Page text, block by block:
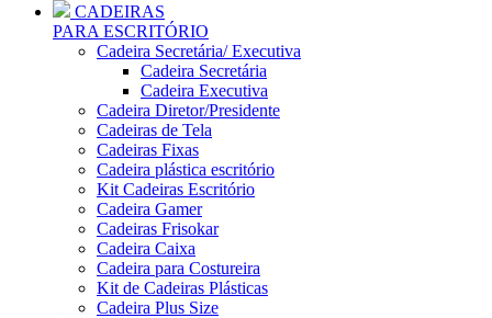
CADEIRAS
PARA ESCRITÓRIO
Cadeira Secretária/ Executiva
Cadeira Secretária
Cadeira Executiva
Cadeira Diretor/Presidente
Cadeiras de Tela
Cadeiras Fixas
Cadeira plástica escritório
Kit Cadeiras Escritório
Cadeira Gamer
Cadeiras Frisokar
Cadeira Caixa
Cadeira para Costureira
Kit de Cadeiras Plásticas
Cadeira Plus Size